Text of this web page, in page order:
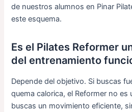
de nuestros alumnos en Pinar
este esquema.
Es el Pilates Reformer
del entrenamiento
Depende del objetivo. Si buscas
quema calorica, el Reformer no
buscas un movimiento eficiente,